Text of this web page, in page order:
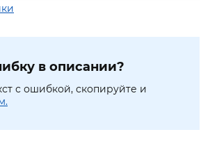
в описании?
с ошибкой, скопируйте и